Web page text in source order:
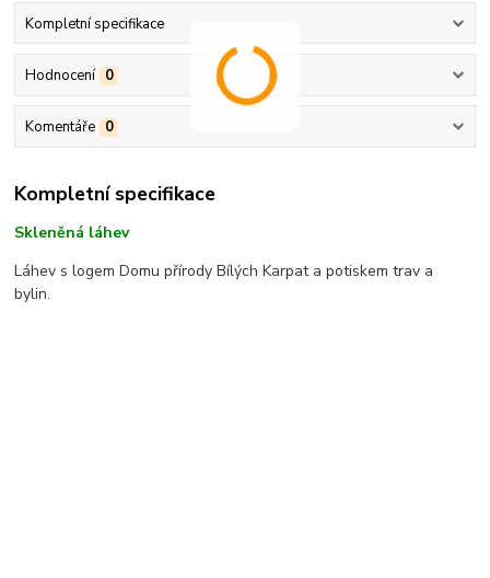
Kompletní specifikace
Hodnocení 0
Komentáře 0
Kompletní specifikace
Skleněná láhev
Láhev s logem Domu přírody Bílých Karpat a potiskem trav a
bylin.